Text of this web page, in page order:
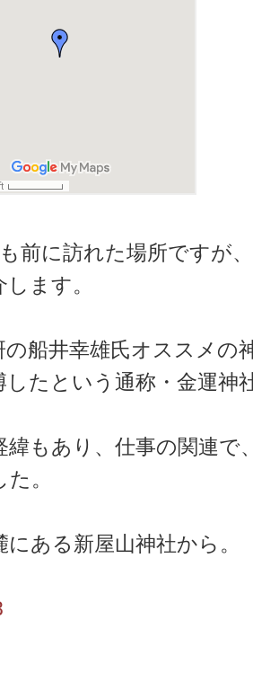
前に訪れた場所ですが
ます。
の船井幸雄氏オススメの
したという通称・金運神
緯もあり、仕事の関連で
。
にある新屋山神社から。